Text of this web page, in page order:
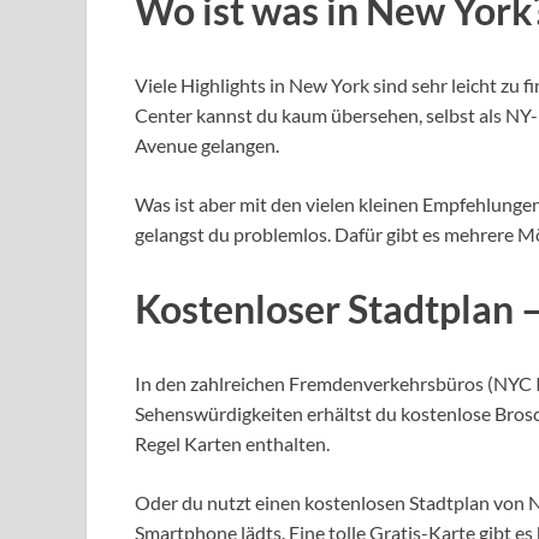
Wo ist was in New
Viele Highlights in New York sind sehr leicht zu
Center kannst du kaum übersehen, selbst als
Avenue gelangen.
Was ist aber mit den vielen kleinen
gelangst du problemlos. Dafür gibt es mehrere
Kostenloser Stadtplan
In den zahlreichen Fremdenverkehrsbüros
Sehenswürdigkeiten erhältst du kostenlose
Regel Karten enthalten.
Oder du nutzt einen kostenlosen Stadtplan von
Smartphone lädts. Eine tolle Gratis-Karte gibt